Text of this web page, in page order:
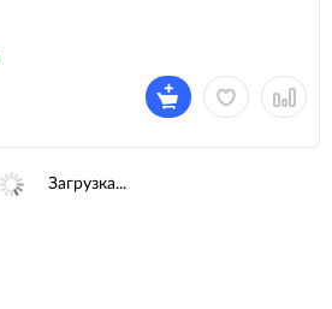
Загрузка...